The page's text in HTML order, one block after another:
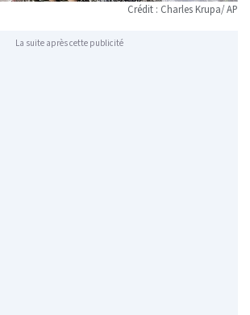
Crédit : Charles Krupa/ AP
La suite après cette publicité